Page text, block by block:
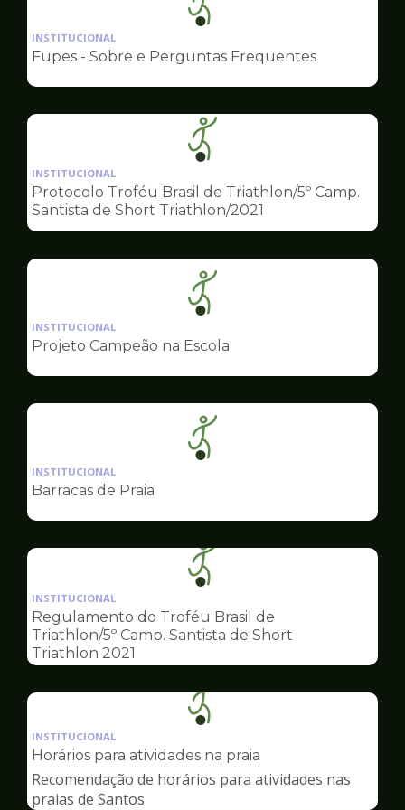
Ilustração
da
pagina
Esportes
INSTITUCIONAL
Fupes - Sobre e Perguntas Frequentes
Ilustração
da
pagina
de
Esportes
INSTITUCIONAL
Protocolo Troféu Brasil de Triathlon/5º Camp.
Santista de Short Triathlon/2021
Ilustração
da
pagina
Esportes
INSTITUCIONAL
Projeto Campeão na Escola
Ilustração
da
Esportes
INSTITUCIONAL
Barracas de Praia
Ilustração
da
pagina
de
INSTITUCIONAL
Regulamento do Troféu Brasil de
Triathlon/5º Camp. Santista de Short
Triathlon 2021
Ilustração
da
pagina
Esportes
INSTITUCIONAL
Horários para atividades na praia
Recomendação de horários para atividades nas
praias de Santos